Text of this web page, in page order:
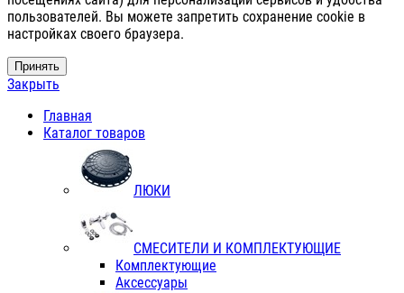
пользователей. Вы можете запретить сохранение cookie в
настройках своего браузера.
Принять
Закрыть
Главная
Каталог товаров
ЛЮКИ
СМЕСИТЕЛИ И КОМПЛЕКТУЮЩИЕ
Комплектующие
Аксессуары